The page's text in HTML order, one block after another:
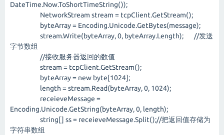
DateTime.Now.ToShortTimeString());
NetworkStream stream = tcpClient.GetStream();
byteArray = Encoding.Unicode.GetBytes(message);
stream.Write(byteArray, 0, byteArray.Length); //发送
字节数组
//接收服务器返回的数值
stream = tcpClient.GetStream();
byteArray = new byte[1024];
length = stream.Read(byteArray, 0, 1024);
receieveMessage =
Encoding.Unicode.GetString(byteArray, 0, length);
string[] ss = receieveMessage.Split();//把返回值存储为
字符串数组